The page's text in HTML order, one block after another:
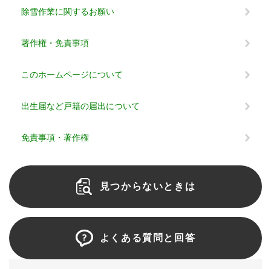
除雪作業に関するお願い
著作権・免責事項
このホームページについて
出生届など戸籍の届出について
免責事項・著作権
見つからないときは
よくある質問と回答